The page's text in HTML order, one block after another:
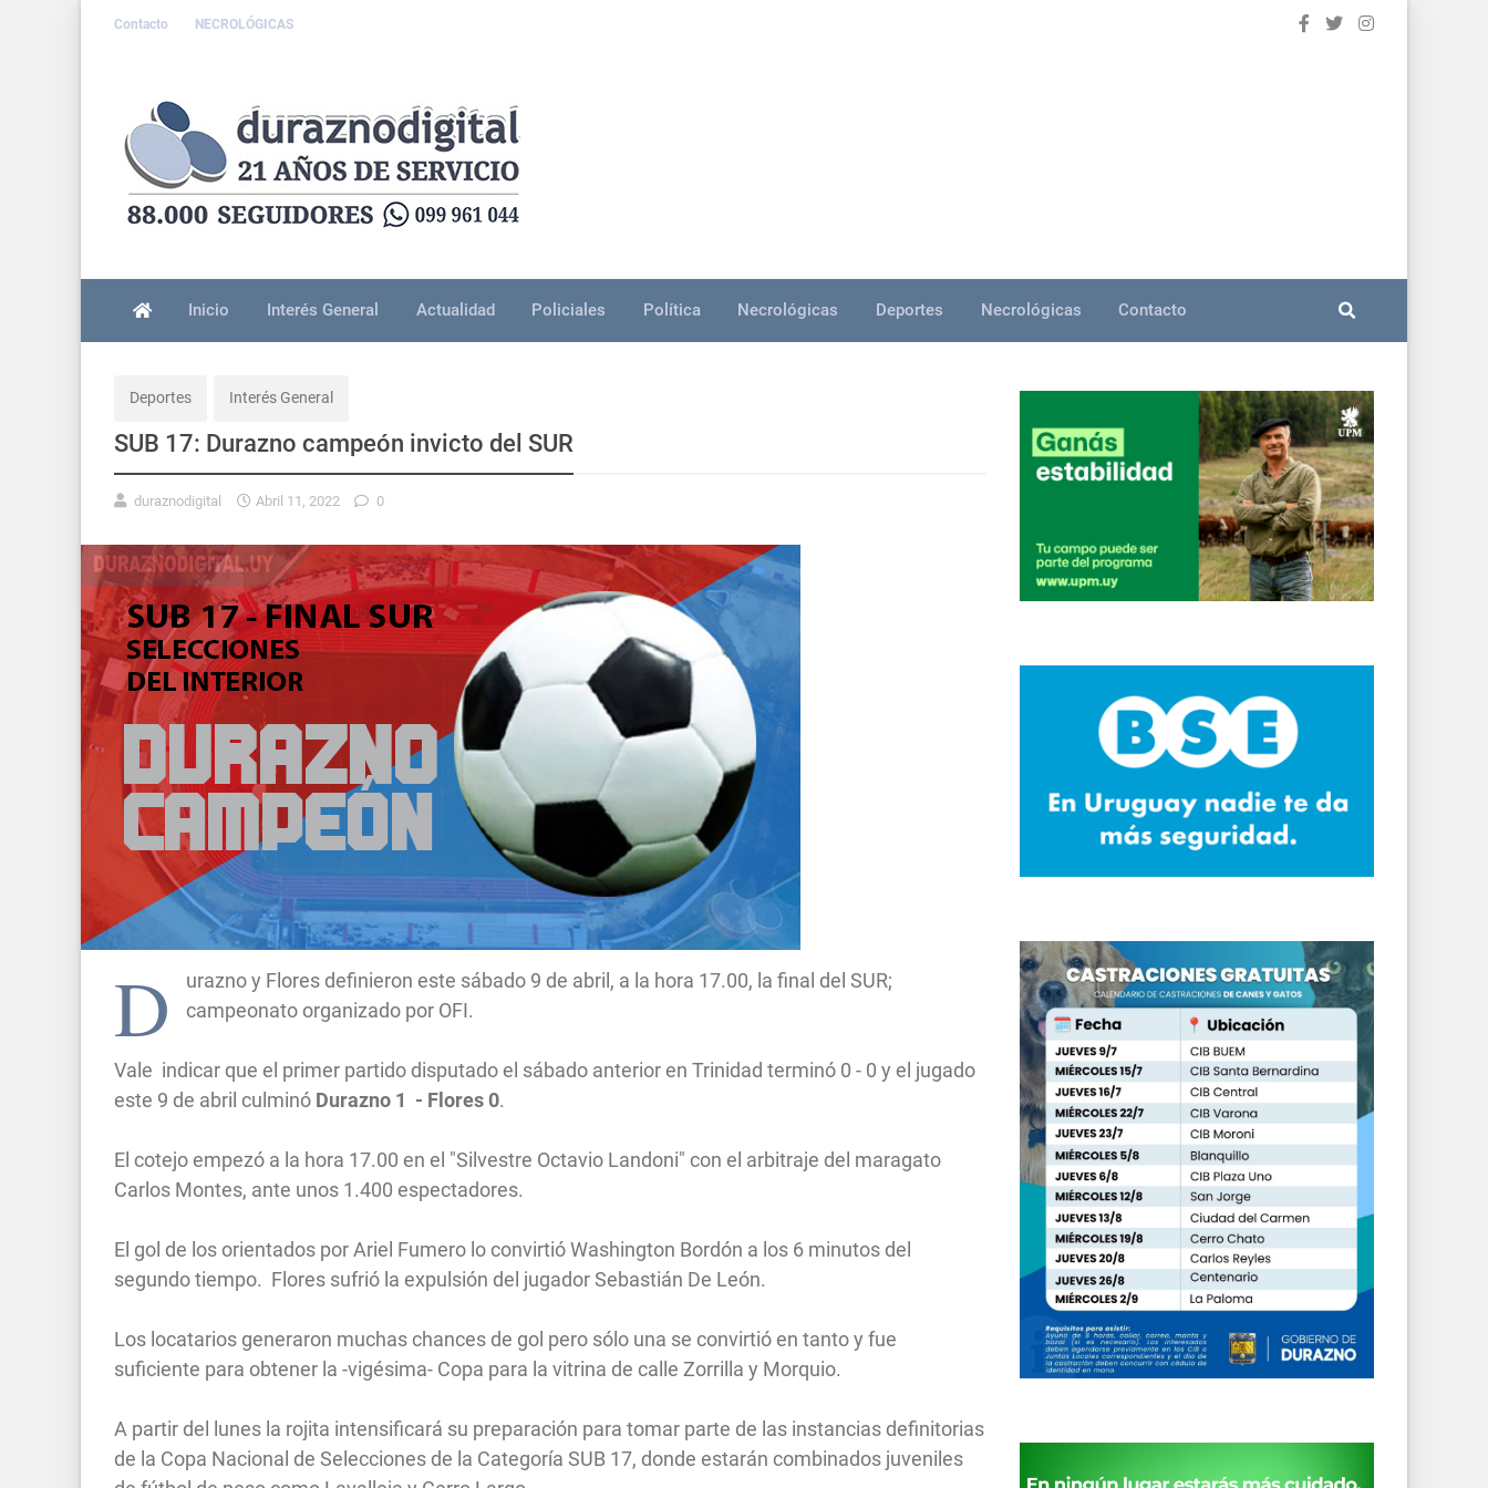
Contacto NECROLÓGICAS
Inicio Interés General Actualidad Policiales Política Necrológicas Deportes Necrológicas Contacto
Deportes Interés General
SUB 17: Durazno campeón invicto del SUR
duraznodigital Abril 11, 2022 0
D
urazno y Flores definieron este sábado 9 de abril, a la hora 17.00, la final del SUR;
campeonato organizado por OFI.
Vale indicar que el primer partido disputado el sábado anterior en Trinidad terminó 0 - 0 y el jugado
este 9 de abril culminó Durazno 1 - Flores 0.
El cotejo empezó a la hora 17.00 en el "Silvestre Octavio Landoni" con el arbitraje del maragato
Carlos Montes, ante unos 1.400 espectadores.
El gol de los orientados por Ariel Fumero lo convirtió Washington Bordón a los 6 minutos del
segundo tiempo. Flores sufrió la expulsión del jugador Sebastián De León.
Los locatarios generaron muchas chances de gol pero sólo una se convirtió en tanto y fue
suficiente para obtener la -vigésima- Copa para la vitrina de calle Zorrilla y Morquio.
A partir del lunes la rojita intensificará su preparación para tomar parte de las instancias definitorias
de la Copa Nacional de Selecciones de la Categoría SUB 17, donde estarán combinados juveniles